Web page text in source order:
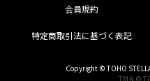
会員規約
特定商取引法に基づく表記
Copyright © TOHO
TM & ©